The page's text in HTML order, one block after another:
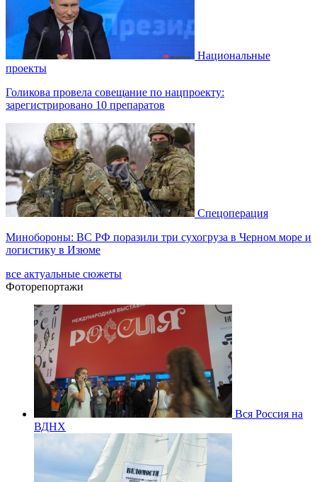
Национальные
проекты
Голикова провела совещание по нацпроекту:
зарегистрировано 10 препаратов
Спецоперация
Минобороны: ВС РФ поразили три сухогруза в Черном море и
логистику в Изюме
все актуальные сюжеты
Фоторепортажи
Вся Россия на
ВДНХ